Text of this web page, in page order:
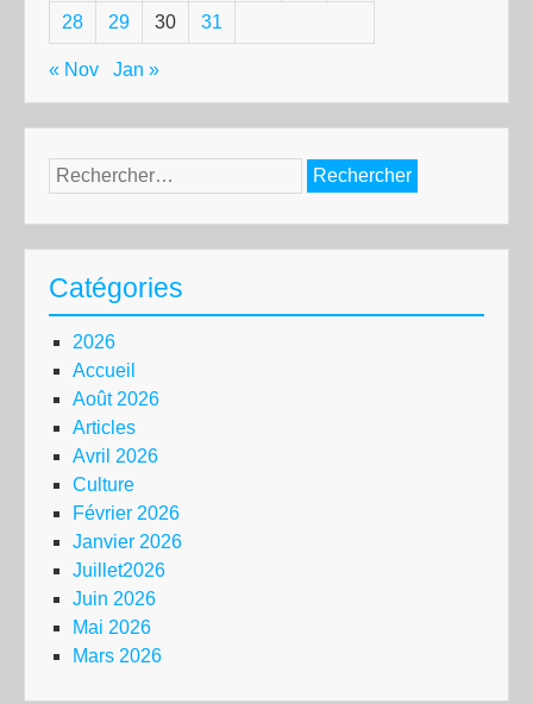
28 29 30 31
« Nov Jan »
Rechercher :
Catégories
2026
Accueil
Août 2026
Articles
Avril 2026
Culture
Février 2026
Janvier 2026
Juillet2026
Juin 2026
Mai 2026
Mars 2026